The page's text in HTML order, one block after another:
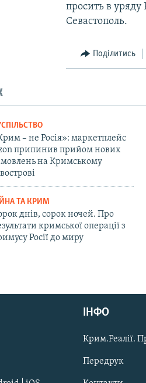
просить в уряду
Севастополь.
Поділитись
– не Росія»: маркетплейс
припинив прийом нових
на Кримському
ТА КРИМ
днів, сорок ночей. Про
кримської операції з
Росії до миру
ІНФО
Крим.Реалії.
Передрук